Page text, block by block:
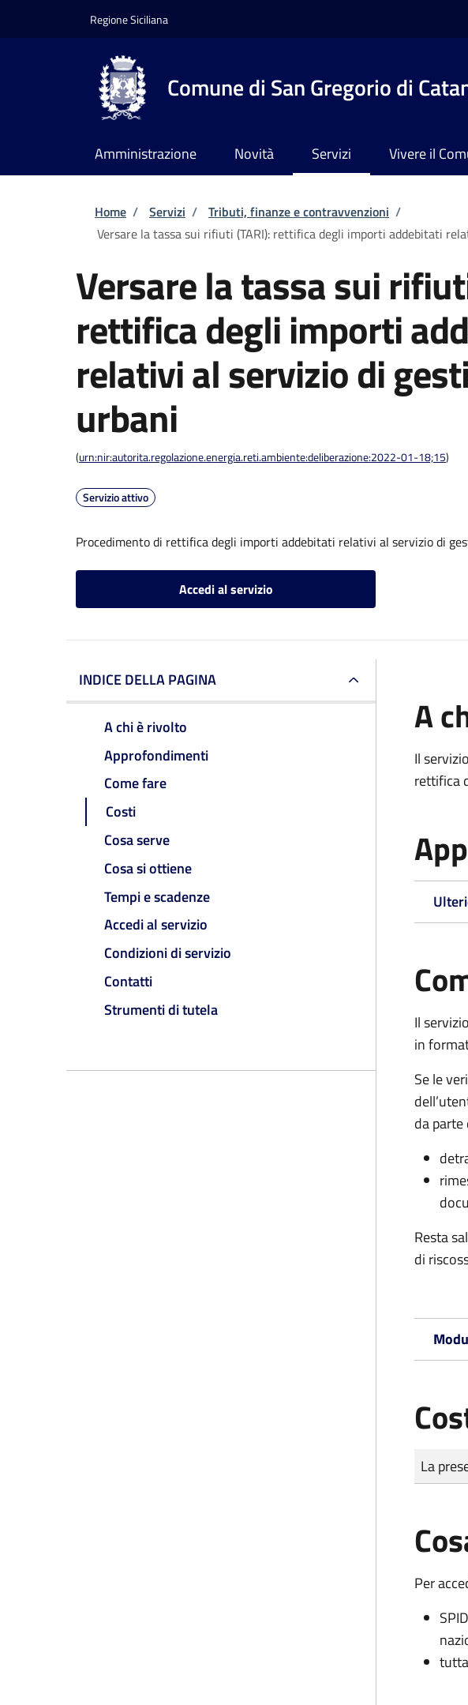
Regione Siciliana
Comune di San Gregorio di
Amministrazione Novità Servizi Vivere il
Briciole di pane
Home / Servizi / Tributi, finanze e contravvenzioni /
Versare la tassa sui rifiuti (TARI): rettifica degli importi addebitati
Versare la tassa sui
rettifica degli importi
relativi al servizio di
urbani
(urn:nir:autorita.regolazione.energia.reti.ambiente:deliberazione:2022-01-18;15)
Servizio attivo
Procedimento di rettifica degli importi addebitati relativi al servizio di
Accedi al servizio
INDICE DELLA PAGINA
A chi è rivolto
Approfondimenti
Come fare
Costi
Cosa serve
Cosa si ottiene
Tempi e scadenze
Accedi al servizio
Condizioni di servizio
Contatti
Strumenti di tutela
A
Il
rettifica
Il
in
Se le
da parte
Resta
di
Tipo di
Importo
La
Per